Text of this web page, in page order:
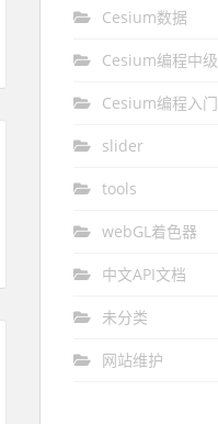
Cesium数据
Cesium编程中级
Cesium编程入门
slider
tools
webGL着色器
中文API文档
未分类
网站维护